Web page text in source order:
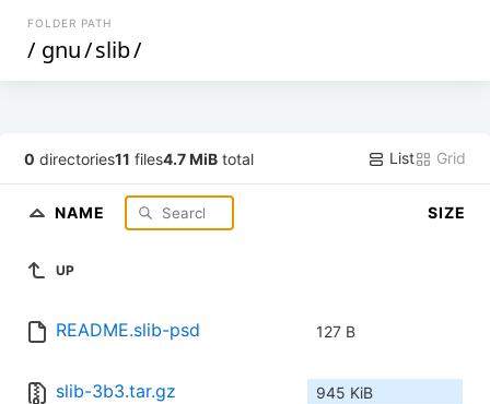
FOLDER PATH
/ gnu/slib/
0 directories11 files4.7 MiB total List Grid
NAME SIZE
UP
README.slib-psd 127 B
slib-3b3.tar.gz 945 KiB